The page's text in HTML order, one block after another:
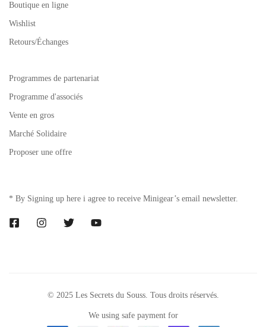
Boutique en ligne
Wishlist
Retours/Échanges
Programmes de partenariat
Programme d'associés
Vente en gros
Marché Solidaire
Proposer une offre
* By Signing up here i agree to receive Minigear’s email newsletter.
© 2025 Les Secrets du Souss. Tous droits réservés.
We using safe payment for